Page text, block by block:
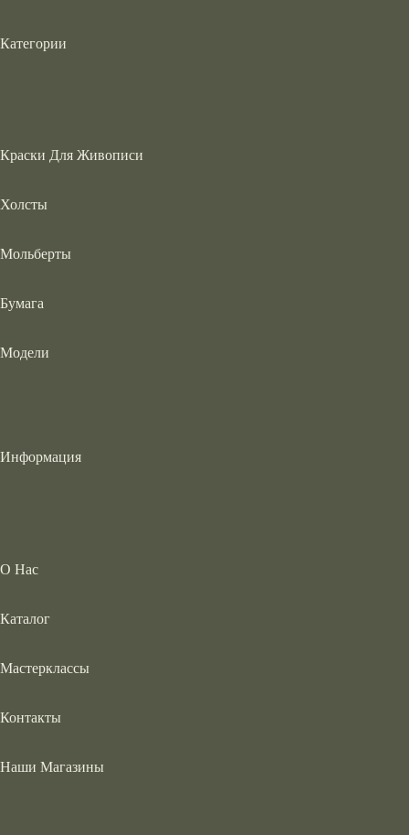
Категории
Краски Для Живописи
Холсты
Мольберты
Бумага
Модели
Информация
О Нас
Каталог
Мастерклассы
Контакты
Наши Магазины